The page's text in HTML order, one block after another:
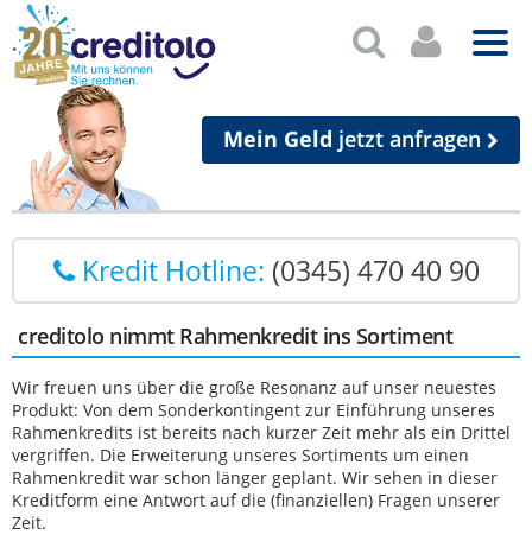
Mein Geld jetzt anfragen
Kredit Hotline: (0345) 470 40 90
creditolo nimmt Rahmenkredit ins Sortiment
Wir freuen uns über die große Resonanz auf unser neuestes
Produkt: Von dem Sonderkontingent zur Einführung unseres
Rahmenkredits ist bereits nach kurzer Zeit mehr als ein Drittel
vergriffen. Die Erweiterung unseres Sortiments um einen
Rahmenkredit war schon länger geplant. Wir sehen in dieser
Kreditform eine Antwort auf die (finanziellen) Fragen unserer
Zeit.